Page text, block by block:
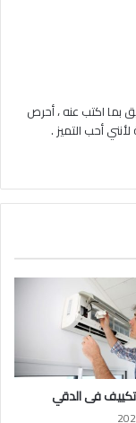
بما اكتب عنه ، أحرص
أحب التميز .
فى الدقي